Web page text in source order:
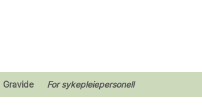
Gravide For sykepleiepersonell